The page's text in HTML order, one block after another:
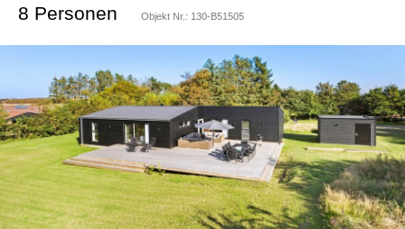
8 Personen Objekt Nr.: 130-B51505